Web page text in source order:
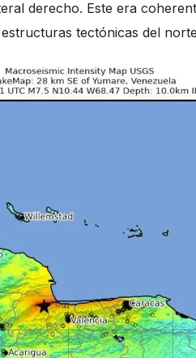
derecho. Este era
tectónicas del